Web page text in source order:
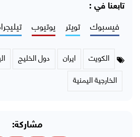
تابعنا في :
فيسبوك تويتر يوتيوب
الكويت ايران دول الخليج
الخارجية اليمنية
مشاركة: